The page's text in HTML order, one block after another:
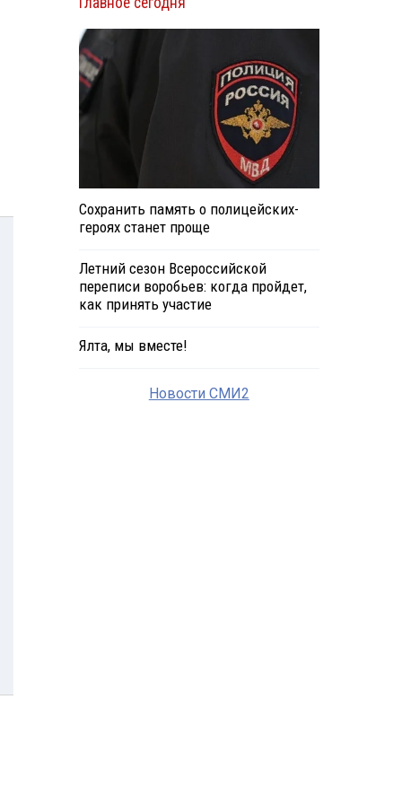
Сохранить память о полицейских-
героях станет проще
Летний сезон Всероссийской
переписи воробьев: когда пройдет,
как принять участие
Ялта, мы вместе!
Новости СМИ2